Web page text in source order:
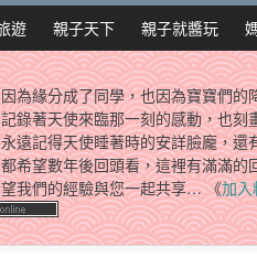
遊 親子天下 親子就醬玩
為緣分成了同學，也因為寶寶們的
錄著天使來臨那一刻的感動，也刻
遠記得天使睡著時的安詳臉龐，還
希望數年後回頭看，這裡有滿滿的
我們的經驗與您一起共享… 《加入